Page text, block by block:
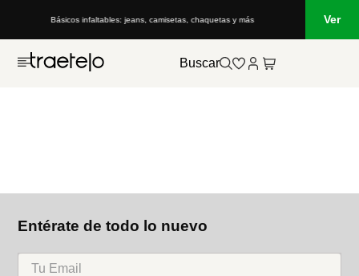
Básicos infaltables: jeans, camisetas, chaquetas y más Ver
Buscar
Entérate de todo lo nuevo